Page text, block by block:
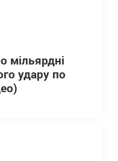
мільярдні
удару по